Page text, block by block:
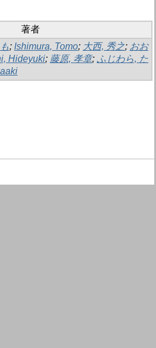
著者
; Ishimura, Tomo; 大西, 秀之; おお
Hideyuki; 藤原, 孝章; ふじわら, た